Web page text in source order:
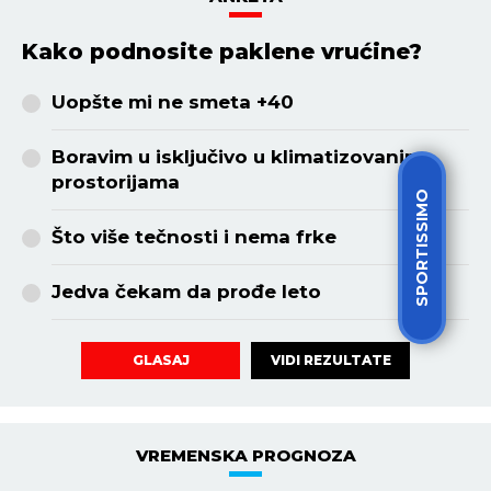
SPORTISSIMO
Kako podnosite paklene vrućine?
Uopšte mi ne smeta +40
Boravim u isključivo u klimatizovanim
prostorijama
Što više tečnosti i nema frke
Jedva čekam da prođe leto
GLASAJ VIDI REZULTATE
VREMENSKA PROGNOZA